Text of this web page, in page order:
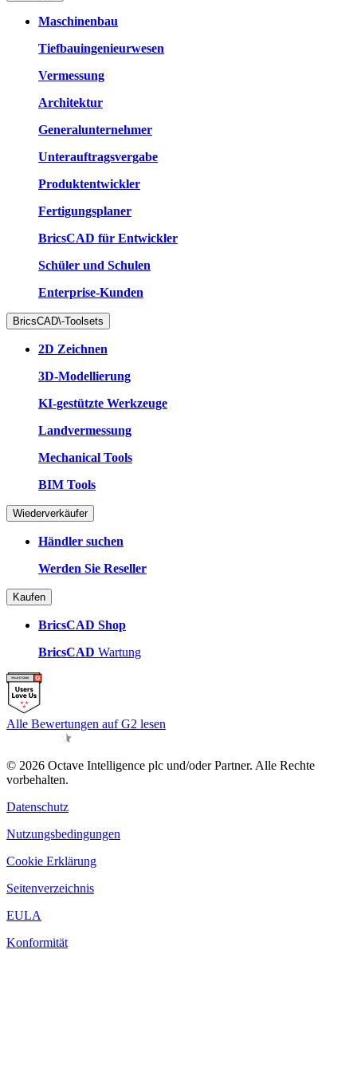
Maschinenbau
Tiefbauingenieurwesen
Vermessung
Architektur
Generalunternehmer
Unterauftragsvergabe
Produktentwickler
Fertigungsplaner
BricsCAD für Entwickler
Schüler und Schulen
Enterprise-Kunden
BricsCAD\-Toolsets
2D Zeichnen
3D-Modellierung
KI-gestützte Werkzeuge
Landvermessung
Mechanical Tools
BIM Tools
Wiederverkäufer
Händler suchen
Werden Sie Reseller
Kaufen
BricsCAD Shop
BricsCAD Wartung
Alle Bewertungen auf G2 lesen
© 2026 Octave Intelligence plc und/oder Partner. Alle Rechte
vorbehalten.
Datenschutz
Nutzungsbedingungen
Cookie Erklärung
Seitenverzeichnis
EULA
Konformität